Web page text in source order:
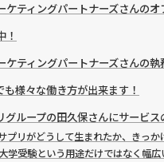
ケティングパートナーズさんの
！
ケティングパートナーズさんの執
も様々な働き方が出来ます！
グループの田久保さんにサービ
プリがどうして生まれたか、きっ
学受験という用途だけではなく幅